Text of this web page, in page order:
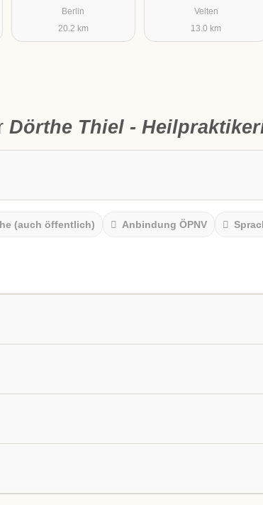
Berlin
20.2 km
Velten
13.0 km
Dörthe Thiel -
(auch öffentlich) Anbindung ÖPNV